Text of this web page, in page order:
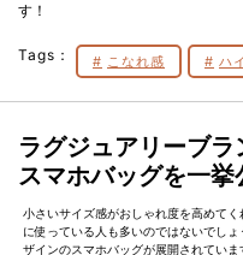
す！
Tags： こなれ感 ハ
ラグジュアリーブ
スマホバッグを一挙
小さいサイズ感がおしゃれ度を高めて
に使っている人も多いのではないでし
ザインのスマホバッグが展開されてい